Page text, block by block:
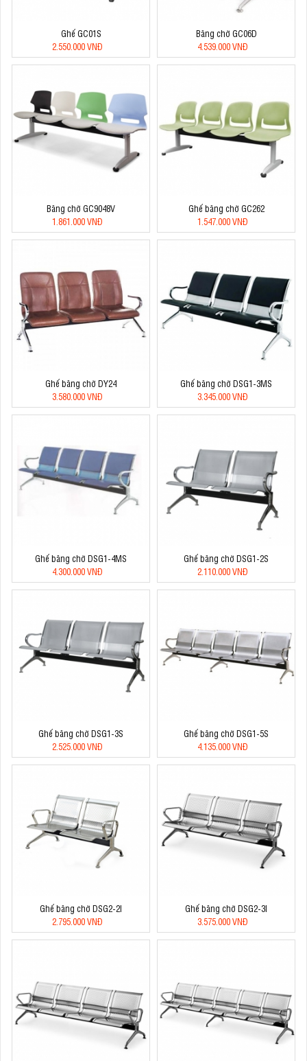
Ghế GC01S
2.550.000 VNĐ
Băng chờ GC06D
4.539.000 VNĐ
Băng chờ GC9048V
1.861.000 VNĐ
Ghế băng chờ GC262
1.547.000 VNĐ
Ghế băng chờ DY24
3.580.000 VNĐ
Ghế băng chờ DSG1-3MS
3.345.000 VNĐ
Ghế băng chờ DSG1-4MS
4.300.000 VNĐ
Ghế băng chờ DSG1-2S
2.110.000 VNĐ
Ghế băng chờ DSG1-3S
2.525.000 VNĐ
Ghế băng chờ DSG1-5S
4.135.000 VNĐ
Ghế băng chờ DSG2-2I
2.795.000 VNĐ
Ghế băng chờ DSG2-3I
3.575.000 VNĐ